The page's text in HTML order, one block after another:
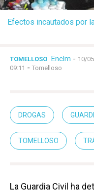
Efectos incautados por
TOMELLOSO Enclm - 10/
09:11 - Tomelloso
DROGAS
TOMELLOSO
La Guardia Civil ha